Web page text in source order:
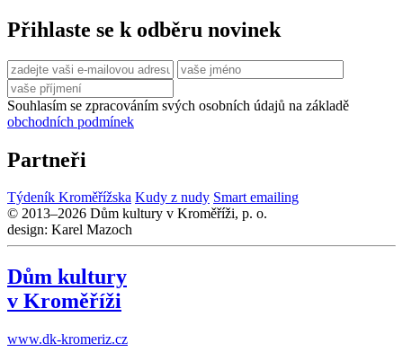
Přihlaste se k odběru novinek
Souhlasím se zpracováním svých osobních údajů na základě
obchodních podmínek
Partneři
Týdeník Kroměřížska Kudy z nudy Smart emailing
© 2013–2026 Dům kultury v Kroměříži, p. o.
design: Karel Mazoch
Dům kultury
v Kroměříži
www.dk-kromeriz.cz